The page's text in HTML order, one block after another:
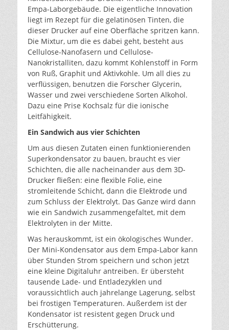
Empa-Laborgebäude. Die eigentliche Innovation
liegt im Rezept für die gelatinösen Tinten, die
dieser Drucker auf eine Oberfläche spritzen kann.
Die Mixtur, um die es dabei geht, besteht aus
Cellulose-Nanofasern und Cellulose-
Nanokristalliten, dazu kommt Kohlenstoff in Form
von Ruß, Graphit und Aktivkohle. Um all dies zu
verflüssigen, benutzen die Forscher Glycerin,
Wasser und zwei verschiedene Sorten Alkohol.
Dazu eine Prise Kochsalz für die ionische
Leitfähigkeit.
Ein Sandwich aus vier Schichten
Um aus diesen Zutaten einen funktionierenden
Superkondensator zu bauen, braucht es vier
Schichten, die alle nacheinander aus dem 3D-
Drucker fließen: eine flexible Folie, eine
stromleitende Schicht, dann die Elektrode und
zum Schluss der Elektrolyt. Das Ganze wird dann
wie ein Sandwich zusammengefaltet, mit dem
Elektrolyten in der Mitte.
Was herauskommt, ist ein ökologisches Wunder.
Der Mini-Kondensator aus dem Empa-Labor kann
über Stunden Strom speichern und schon jetzt
eine kleine Digitaluhr antreiben. Er übersteht
tausende Lade- und Entladezyklen und
voraussichtlich auch jahrelange Lagerung, selbst
bei frostigen Temperaturen. Außerdem ist der
Kondensator ist resistent gegen Druck und
Erschütterung.